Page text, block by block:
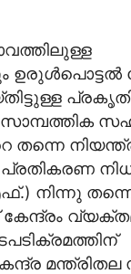
ഉരുൾപൊട്ടൽ
തന്നെ
നിന്നു
മന്ത്രിതല